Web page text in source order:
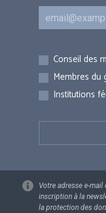
Courriel
Inscriptions
Conseil des
Membres du
Institutions
Votre adresse e-
inscription à la
la protection des